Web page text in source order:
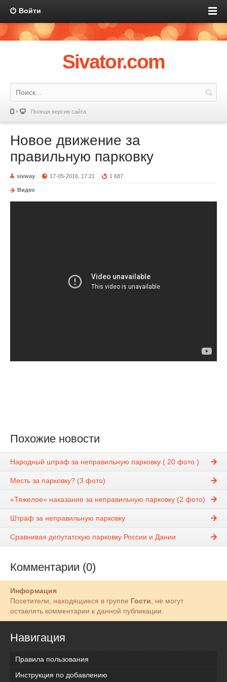
Войти
Sivator.com
Полная версия сайта
Новое движение за
правильную парковку
sivway 17-05-2016, 17:21 1 687
Видео
Похожие новости
Народный штраф за неправильную парковку ( 20 фото )
Месть за парковку? (3 фото)
«Тяжелое» наказание за неправильную парковку (2 фото)
Штраф за неправильную парковку
Сравнивая депутатскую парковку России и Дании
Комментарии (0)
Информация
Посетители, находящиеся в группе Гости, не могут
оставлять комментарии к данной публикации.
Навигация
Правила пользования
Инструкция по добавлению